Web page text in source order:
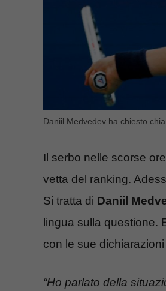
Daniil Medvedev ha chiesto
Il serbo nelle scorse
vetta del ranking.
Si tratta di Daniil
lingua sulla questione.
con le sue
“Ho parlato della